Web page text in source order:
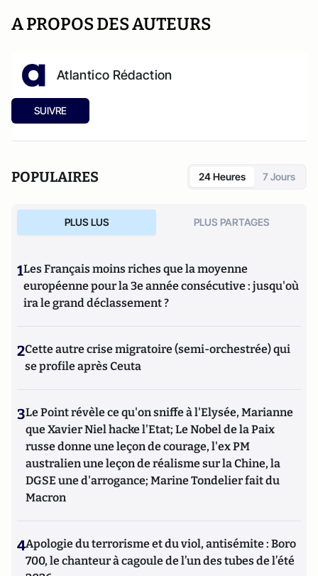
A PROPOS DES AUTEURS
Atlantico Rédaction
SUIVRE
POPULAIRES 24 Heures 7 Jours
PLUS LUS PLUS PARTAGES
1Les Français moins riches que la moyenne
européenne pour la 3e année consécutive : jusqu'où
ira le grand déclassement ?
2Cette autre crise migratoire (semi-orchestrée) qui
se profile après Ceuta
3Le Point révèle ce qu'on sniffe à l'Elysée, Marianne
que Xavier Niel hacke l'Etat; Le Nobel de la Paix
russe donne une leçon de courage, l'ex PM
australien une leçon de réalisme sur la Chine, la
DGSE une d'arrogance; Marine Tondelier fait du
Macron
4Apologie du terrorisme et du viol, antisémite : Boro
700, le chanteur à cagoule de l’un des tubes de l’été